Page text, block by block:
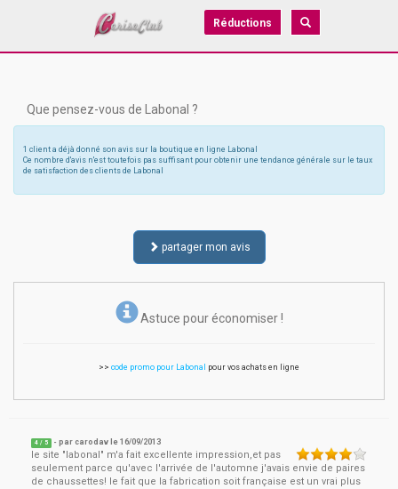
Réductions
Que pensez-vous de Labonal ?
1 client a déjà donné son avis sur la boutique en ligne Labonal
Ce nombre d'avis n'est toutefois pas suffisant pour obtenir une tendance générale sur le taux
de satisfaction des clients de Labonal
partager mon avis
Astuce pour économiser !
>> code promo pour Labonal pour vos achats en ligne
4 / 5 - parcarodav le16/09/2013
le site "labonal" m'a fait excellente impression,et pas
seulement parce qu'avec l'arrivée de l'automne j'avais envie de paires
de chaussettes! le fait que la fabrication soit française est un vrai plus